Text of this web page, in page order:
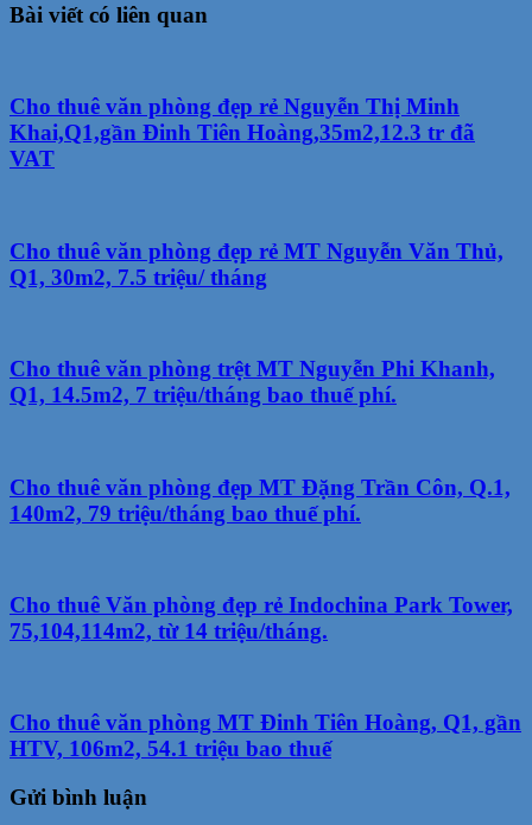
Bài viết có liên quan
Cho thuê văn phòng đẹp rẻ Nguyễn Thị Minh
Khai,Q1,gần Đinh Tiên Hoàng,35m2,12.3 tr đã
VAT
Cho thuê văn phòng đẹp rẻ MT Nguyễn Văn Thủ,
Q1, 30m2, 7.5 triệu/ tháng
Cho thuê văn phòng trệt MT Nguyễn Phi Khanh,
Q1, 14.5m2, 7 triệu/tháng bao thuế phí.
Cho thuê văn phòng đẹp MT Đặng Trần Côn, Q.1,
140m2, 79 triệu/tháng bao thuế phí.
Cho thuê Văn phòng đẹp rẻ Indochina Park Tower,
75,104,114m2, từ 14 triệu/tháng.
Cho thuê văn phòng MT Đinh Tiên Hoàng, Q1, gần
HTV, 106m2, 54.1 triệu bao thuế
Gửi bình luận